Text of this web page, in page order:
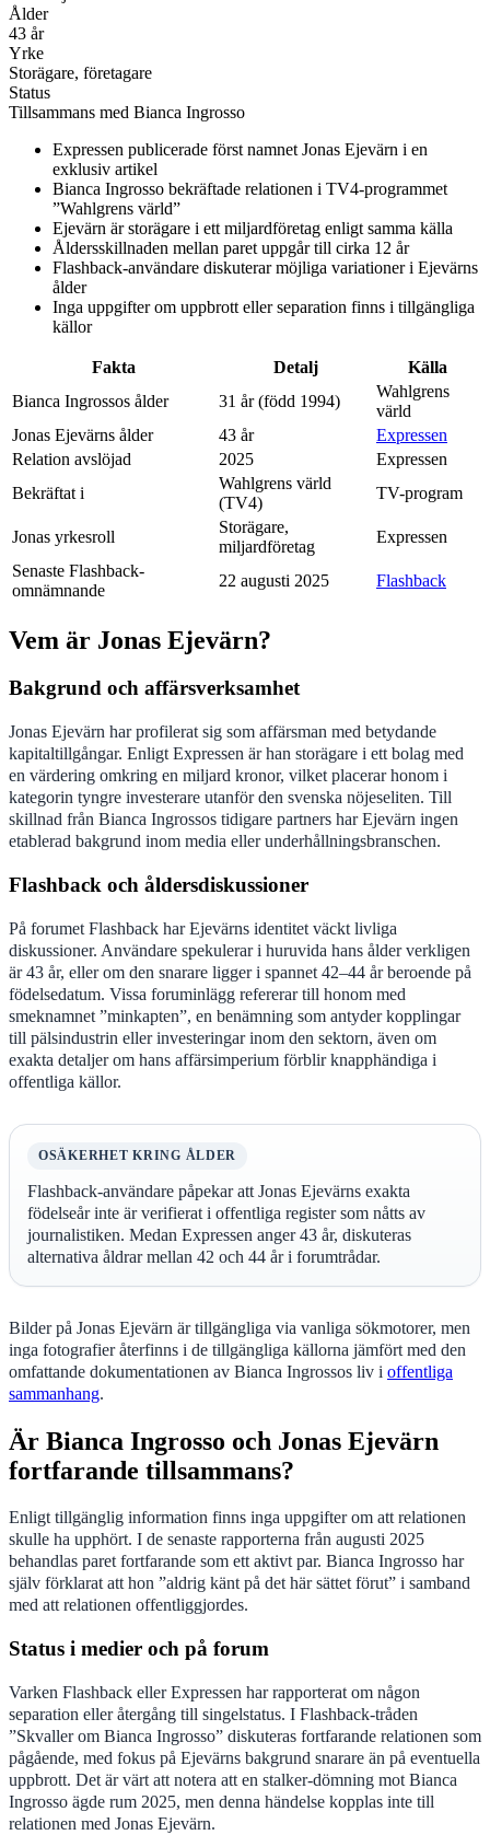
Ålder
43 år
Yrke
Storägare, företagare
Status
Tillsammans med Bianca Ingrosso
Expressen publicerade först namnet Jonas Ejevärn i en
exklusiv artikel
Bianca Ingrosso bekräftade relationen i TV4-programmet
”Wahlgrens värld”
Ejevärn är storägare i ett miljardföretag enligt samma källa
Åldersskillnaden mellan paret uppgår till cirka 12 år
Flashback-användare diskuterar möjliga variationer i Ejevärns
ålder
Inga uppgifter om uppbrott eller separation finns i tillgängliga
källor
Fakta Detalj
Källa
Bianca Ingrossos ålder
31 år (född 1994)
Wahlgrens
värld
Jonas Ejevärns ålder
43 år
Expressen
Relation avslöjad
2025
Expressen
Bekräftat i
Wahlgrens värld
(TV4)
TV-program
Jonas yrkesroll
Storägare,
miljardföretag
Expressen
Senaste Flashback-
omnämnande
22 augusti 2025 Flashback
Vem är Jonas Ejevärn?
Bakgrund och affärsverksamhet
Jonas Ejevärn har profilerat sig som affärsman med betydande
kapitaltillgångar. Enligt Expressen är han storägare i ett bolag med
en värdering omkring en miljard kronor, vilket placerar honom i
kategorin tyngre investerare utanför den svenska nöjeseliten. Till
skillnad från Bianca Ingrossos tidigare partners har Ejevärn ingen
etablerad bakgrund inom media eller underhållningsbranschen.
Flashback och åldersdiskussioner
På forumet Flashback har Ejevärns identitet väckt livliga
diskussioner. Användare spekulerar i huruvida hans ålder verkligen
är 43 år, eller om den snarare ligger i spannet 42–44 år beroende på
födelsedatum. Vissa foruminlägg refererar till honom med
smeknamnet ”minkapten”, en benämning som antyder kopplingar
till pälsindustrin eller investeringar inom den sektorn, även om
exakta detaljer om hans affärsimperium förblir knapphändiga i
offentliga källor.
OSÄKERHET KRING ÅLDER
Flashback-användare påpekar att Jonas Ejevärns exakta
födelseår inte är verifierat i offentliga register som nåtts av
journalistiken. Medan Expressen anger 43 år, diskuteras
alternativa åldrar mellan 42 och 44 år i forumtrådar.
Bilder på Jonas Ejevärn är tillgängliga via vanliga sökmotorer, men
inga fotografier återfinns i de tillgängliga källorna jämfört med den
omfattande dokumentationen av Bianca Ingrossos liv i offentliga
sammanhang.
Är Bianca Ingrosso och Jonas Ejevärn
fortfarande tillsammans?
Enligt tillgänglig information finns inga uppgifter om att relationen
skulle ha upphört. I de senaste rapporterna från augusti 2025
behandlas paret fortfarande som ett aktivt par. Bianca Ingrosso har
själv förklarat att hon ”aldrig känt på det här sättet förut” i samband
med att relationen offentliggjordes.
Status i medier och på forum
Varken Flashback eller Expressen har rapporterat om någon
separation eller återgång till singelstatus. I Flashback-tråden
”Skvaller om Bianca Ingrosso” diskuteras fortfarande relationen som
pågående, med fokus på Ejevärns bakgrund snarare än på eventuella
uppbrott. Det är värt att notera att en stalker-dömning mot Bianca
Ingrosso ägde rum 2025, men denna händelse kopplas inte till
relationen med Jonas Ejevärn.